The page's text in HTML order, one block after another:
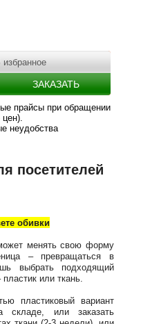
ЗАКАЗАТЬ
прайсы при обращении
цен).
неудобства
посетителей
обивки
менять свою форму
– превращаться в
выбрать подходящий
или ткань.
пластиковый вариант
или заказать